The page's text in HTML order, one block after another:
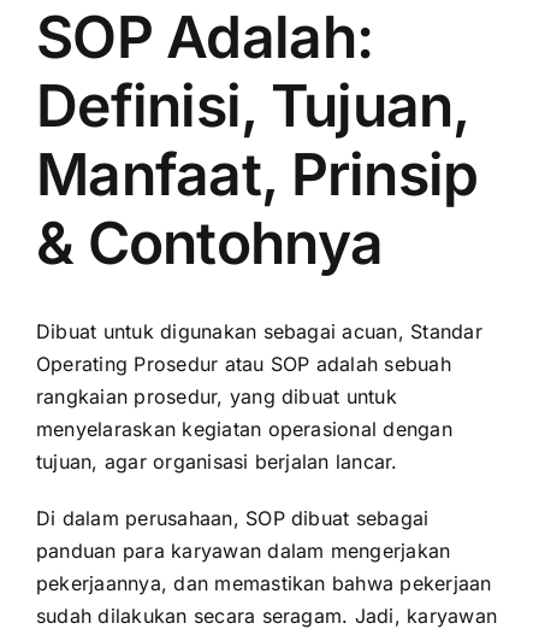
SOP Adalah:
Definisi, Tujuan,
Manfaat, Prinsip
& Contohnya
Dibuat untuk digunakan sebagai acuan, Standar
Operating Prosedur atau SOP adalah sebuah
rangkaian prosedur, yang dibuat untuk
menyelaraskan kegiatan operasional dengan
tujuan, agar organisasi berjalan lancar.
Di dalam perusahaan, SOP dibuat sebagai
panduan para karyawan dalam mengerjakan
pekerjaannya, dan memastikan bahwa pekerjaan
sudah dilakukan secara seragam. Jadi, karyawan